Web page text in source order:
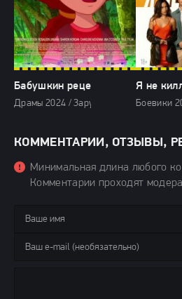
Бабушкин рецепт (2024)
Драмы 2024 / Зарубежные фильмы
Я не
Боевики
КОММЕНТАРИИ, ОТЗЫВЫ,
Минимальная длина любого
Комментарии проходят